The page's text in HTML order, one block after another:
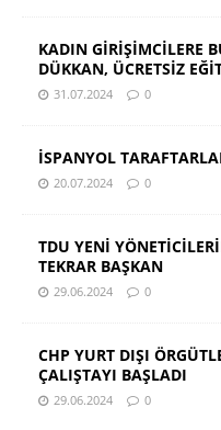
KADIN GİRİŞİMCİLERE
DÜKKAN, ÜCRETSİZ
31.07.2024 0
İSPANYOL
20.07.2024 0
TDU YENİ
TEKRAR BAŞKAN
29.06.2024 0
CHP YURT DIŞI
ÇALIŞTAYI BAŞLADI
29.06.2024 0